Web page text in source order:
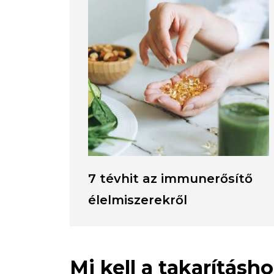
7 tévhit az immunerősítő
élelmiszerekről
Mi kell a